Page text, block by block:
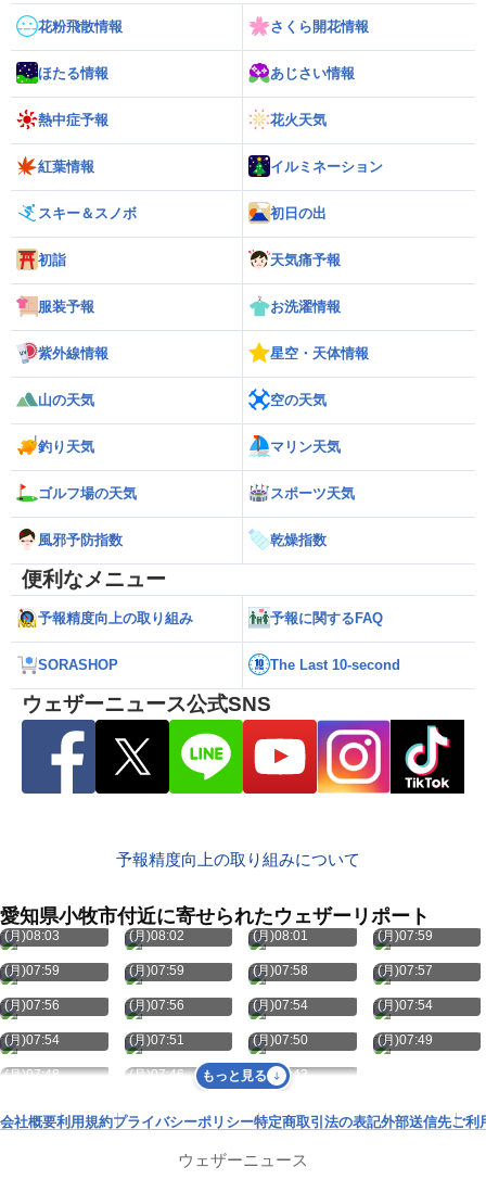
花粉飛散情報 さくら開花情報
ほたる情報 あじさい情報
熱中症予報 花火天気
紅葉情報 イルミネーション
スキー＆スノボ 初日の出
初詣 天気痛予報
服装予報 お洗濯情報
紫外線情報 星空・天体情報
山の天気 空の天気
釣り天気 マリン天気
ゴルフ場の天気 スポーツ天気
風邪予防指数 乾燥指数
便利なメニュー
予報精度向上の取り組み 予報に関するFAQ
SORASHOP The Last 10-second
ウェザーニュース公式SNS
予報精度向上の取り組みについて
愛知県小牧市付近に寄せられたウェザーリポート
8月10日
(月)08:03
8月10日
(月)08:02
8月10日
(月)08:01
8月10日
(月)07:59
8月10日
(月)07:59
8月10日
(月)07:59
8月10日
(月)07:58
8月10日
(月)07:57
8月10日
(月)07:56
8月10日
(月)07:56
8月10日
(月)07:54
8月10日
(月)07:54
8月10日
(月)07:54
8月10日
(月)07:51
8月10日
(月)07:50
8月10日
(月)07:49
8月10日
(月)07:48
8月10日
(月)07:46
8月10日
(月)07:43
もっと見る
会社概要利用規約プライバシーポリシー特定商取引法の表記外部送信先ご利
ウェザーニュース